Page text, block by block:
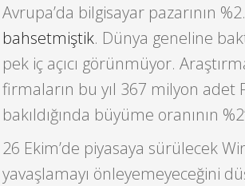
Avrupa’da bilgisayar pazarının
bahsetmiştik. Dünya geneline
pek iç açıcı görünmüyor.
firmaların bu yıl 367 milyon adet
bakıldığında büyüme oranının
26 Ekim’de piyasaya sürülecek
yavaşlamayı önleyemeyeceğini